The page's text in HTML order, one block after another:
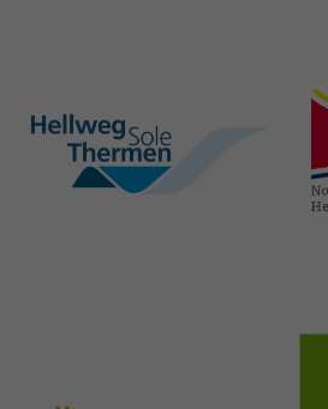
hellweg-sole-
thermen.de